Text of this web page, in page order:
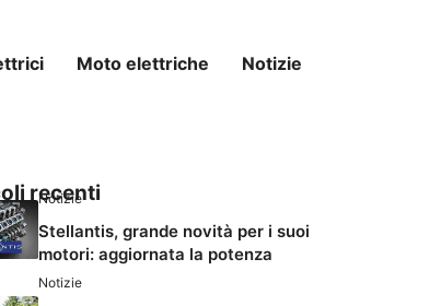
Moto elettriche Notizie
recenti
Notizie
Stellantis, grande novità per i suoi
motori: aggiornata la potenza
Notizie